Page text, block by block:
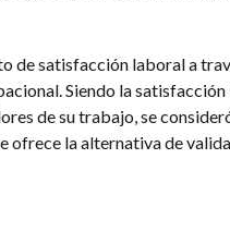
de satisfacción laboral a
Siendo la
de su trabajo, se
ofrece la alternativa de